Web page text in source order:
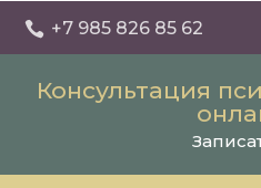
 +7 985 826 85 62
Консультация